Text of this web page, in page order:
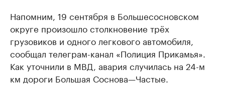
Напомним, 19 сентября в Большесосновском
округе произошло столкновение трёх
грузовиков и одного легкового автомобиля,
сообщал телеграм-канал «Полиция Прикамья».
Как уточнили в МВД, авария случилась на 24-м
км дороги Большая Соснова—Частые.